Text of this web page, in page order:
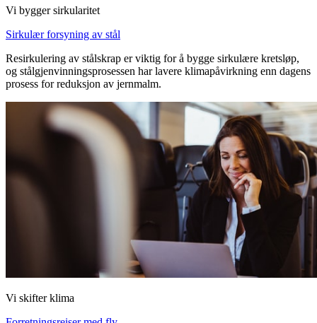
Vi bygger sirkularitet
Sirkulær forsyning av stål
Resirkulering av stålskrap er viktig for å bygge sirkulære kretsløp,
og stålgjenvinningsprosessen har lavere klimapåvirkning enn dagens
prosess for reduksjon av jernmalm.
Vi skifter klima